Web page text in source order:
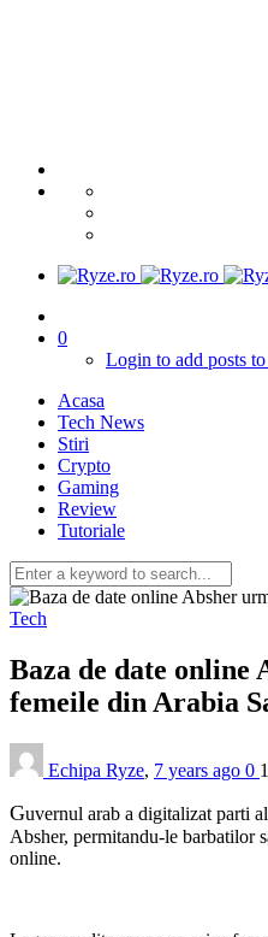
0
Login to add posts
Acasa
Tech News
Stiri
Crypto
Gaming
Review
Tutoriale
Tech
Baza de date online
femeile din Arabia
Echipa Ryze, 7 years ago 0
Guvernul arab a digitalizat parti
Absher, permitandu-le barbatilor
online.